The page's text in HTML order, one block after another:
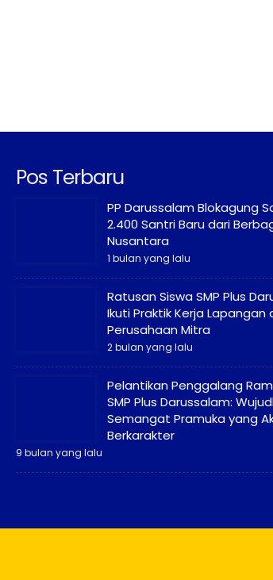
Pos Terbaru
PP Darussalam Blokagung
2.400 Santri Baru dari
Nusantara
1 bulan yang lalu
Ratusan Siswa SMP Plus
Ikuti Praktik Kerja Lapangan
Perusahaan Mitra
2 bulan yang lalu
Pelantikan Penggalang
SMP Plus Darussalam:
Semangat Pramuka yang
Berkarakter
9 bulan yang lalu